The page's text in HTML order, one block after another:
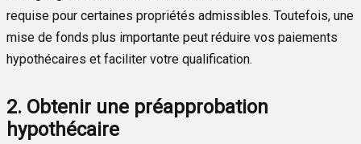
requise pour certaines propriétés admissibles. Toutefois, une
mise de fonds plus importante peut réduire vos paiements
hypothécaires et faciliter votre qualification.
2. Obtenir une préapprobation
hypothécaire